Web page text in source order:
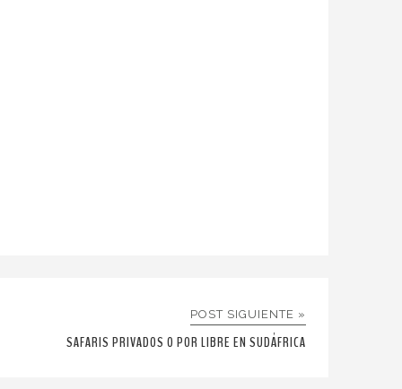
POST SIGUIENTE »
SAFARIS PRIVADOS O POR LIBRE EN SUDÁFRICA